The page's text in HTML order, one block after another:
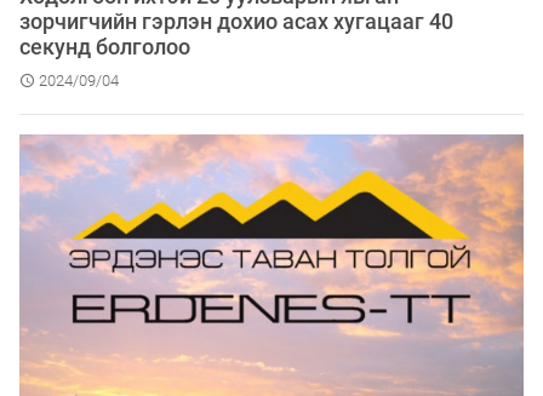
зорчигчийн гэрлэн дохио асах хугацааг 40
секунд болголоо
2024/09/04